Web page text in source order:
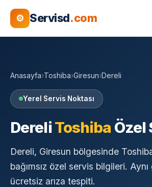
⚙ Servisd.com
Anasayfa›Toshiba›Giresun›Dereli
Yerel Servis Noktası
DereliToshiba Özel
Dereli, Giresun bölgesinde
bağımsız özel servis bilgileri.
ücretsiz arıza tespiti.